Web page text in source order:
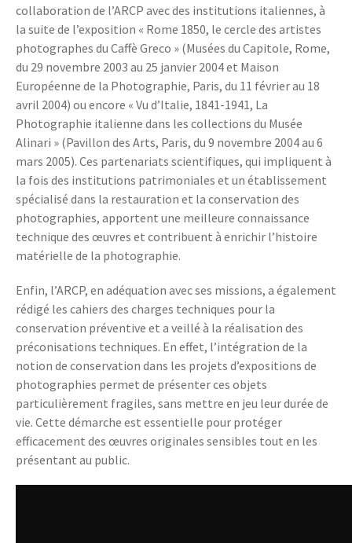
collaboration de l’ARCP avec des institutions italiennes, à
la suite de l’exposition « Rome 1850, le cercle des artistes
photographes du Caffè Greco » (Musées du Capitole, Rome,
du 29 novembre 2003 au 25 janvier 2004 et Maison
Européenne de la Photographie, Paris, du 11 février au 18
avril 2004) ou encore « Vu d’Italie, 1841-1941, La
Photographie italienne dans les collections du Musée
Alinari » (Pavillon des Arts, Paris, du 9 novembre 2004 au 6
mars 2005). Ces partenariats scientifiques, qui impliquent à
la fois des institutions patrimoniales et un établissement
spécialisé dans la restauration et la conservation des
photographies, apportent une meilleure connaissance
technique des œuvres et contribuent à enrichir l’histoire
matérielle de la photographie.
Enfin, l’ARCP, en adéquation avec ses missions, a également
rédigé les cahiers des charges techniques pour la
conservation préventive et a veillé à la réalisation des
préconisations techniques. En effet, l’intégration de la
notion de conservation dans les projets d’expositions de
photographies permet de présenter ces objets
particulièrement fragiles, sans mettre en jeu leur durée de
vie. Cette démarche est essentielle pour protéger
efficacement des œuvres originales sensibles tout en les
présentant au public.